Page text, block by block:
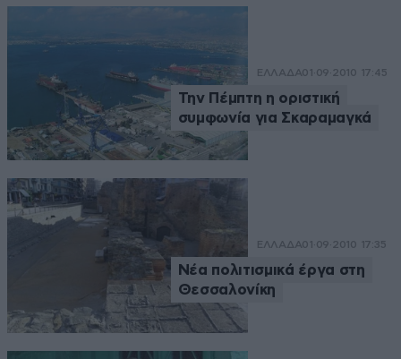
ΕΛΛΑΔΑ01·09·2010 17:45
Την Πέμπτη η οριστική
συμφωνία για Σκαραμαγκά
ΕΛΛΑΔΑ01·09·2010 17:35
Νέα πολιτισμικά έργα στη
Θεσσαλονίκη